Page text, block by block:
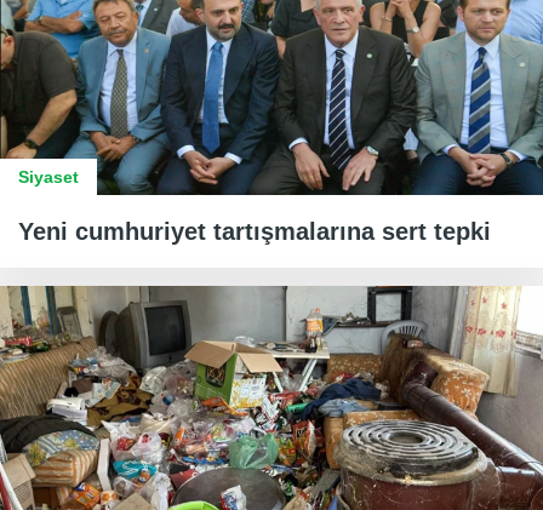
Siyaset
Yeni cumhuriyet tartışmalarına sert tepki